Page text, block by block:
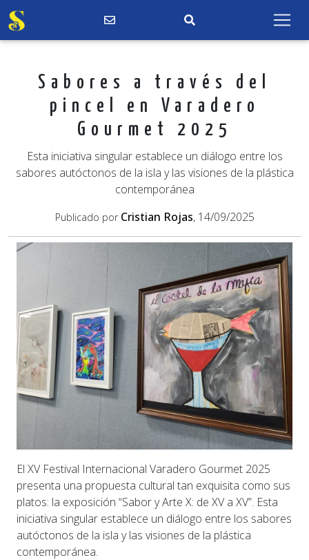
Sabores a través del
pincel en Varadero
Gourmet 2025
Esta iniciativa singular establece un diálogo entre los
sabores autóctonos de la isla y las visiones de la plástica
contemporánea
Publicado por Cristian Rojas, 14/09/2025
El XV Festival Internacional Varadero Gourmet 2025
presenta una propuesta cultural tan exquisita como sus
platos: la exposición “Sabor y Arte X: de XV a XV”. Esta
iniciativa singular establece un diálogo entre los sabores
autóctonos de la isla y las visiones de la plástica
contemporánea.